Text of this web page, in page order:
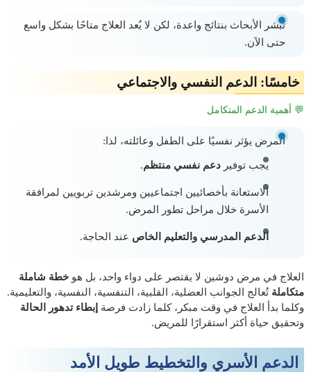
تُبشر الأبحاث بنتائج واعدة، لكن لا يُعد العلاج متاحًا بشكل واسع
حتى الآن.
خامسًا: الدعم النفسي والاجتماعي
💬 أهمية الدعم المتكامل
المرض يؤثر نفسيًا على الطفل وعائلته، لذا:
يجب توفير دعم نفسي منتظم.
الاستعانة بأخصائيين اجتماعيين ومرشدين تربويين لمرافقة
الأسرة خلال مراحل تطور المرض.
الدعم المدرسي والتعليم الخاص عند الحاجة.
العلاج في مرض دوشين لا يقتصر على دواء واحد، بل هو خطة شاملة
متكاملة تُعالج الجوانب العضلية، القلبية، التنفسية، النفسية، والتعليمية.
وكلما بدأ العلاج في وقت مبكر، كلما زادت فرصة إبطاء تدهور الحالة
وتحقيق حياة أكثر استقرارًا للمريض.
الدعم الأسري والتخطيط طويل الأمد